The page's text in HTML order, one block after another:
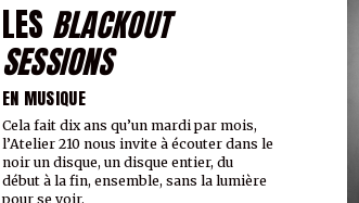
LES BLACKOUT
SESSIONS
EN MUSIQUE
Cela fait dix ans qu’un mardi par mois,
l’Atelier 210 nous invite à écouter dans le
noir un disque, un disque entier, du
début à la fin, ensemble, sans la lumière
pour se voir.